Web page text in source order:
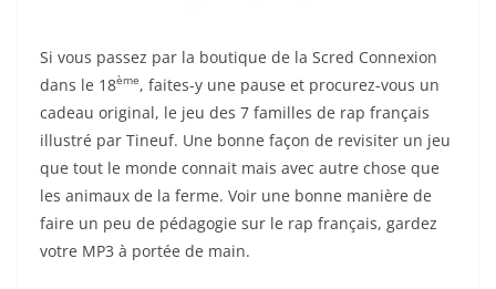
Si vous passez par la boutique de la Scred Connexion
dans le 18ème, faites-y une pause et procurez-vous un
cadeau original, le jeu des 7 familles de rap français
illustré par Tineuf. Une bonne façon de revisiter un jeu
que tout le monde connait mais avec autre chose que
les animaux de la ferme. Voir une bonne manière de
faire un peu de pédagogie sur le rap français, gardez
votre MP3 à portée de main.